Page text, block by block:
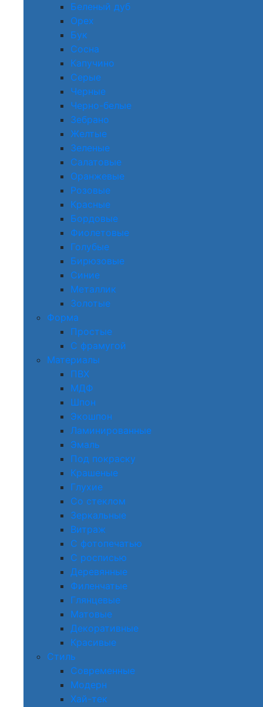
Беленый дуб
Орех
Бук
Сосна
Капучино
Серые
Черные
Черно-белые
Зебрано
Желтые
Зеленые
Салатовые
Оранжевые
Розовые
Красные
Бордовые
Фиолетовые
Голубые
Бирюзовые
Синие
Металлик
Золотые
Форма
Простые
С фрамугой
Материалы
ПВХ
МДФ
Шпон
Экошпон
Ламинированные
Эмаль
Под покраску
Крашеные
Глухие
Со стеклом
Зеркальные
Витраж
С фотопечатью
С росписью
Деревянные
Филенчатые
Глянцевые
Матовые
Декоративные
Красивые
Стиль
Современные
Модерн
Хай-тек